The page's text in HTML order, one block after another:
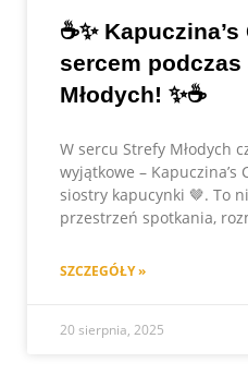
☕✨
sercem
Młodych! ✨☕
W sercu Strefy Młodych
wyjątkowe – Kapuczina’s
siostry kapucynki 🤎. To
przestrzeń spotkania,
SZCZEGÓŁY »
20 sierpnia, 2025